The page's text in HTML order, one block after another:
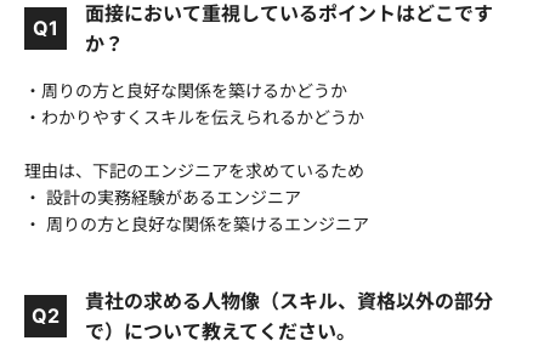
Q1
面接において重視しているポイントはどこです
か？
・周りの方と良好な関係を築けるかどうか
・わかりやすくスキルを伝えられるかどうか
理由は、下記のエンジニアを求めているため
・ 設計の実務経験があるエンジニア
・ 周りの方と良好な関係を築けるエンジニア
Q2
貴社の求める人物像（スキル、資格以外の部分
で）について教えてください。